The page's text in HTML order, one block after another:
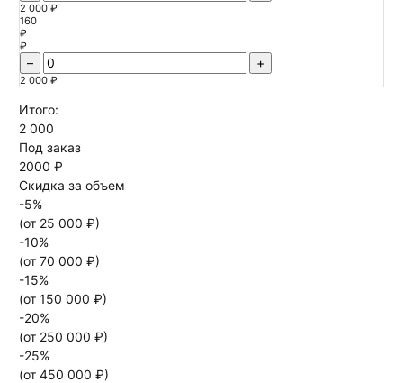
2 000 ₽
160
₽
₽
– +
2 000 ₽
Итого:
2 000
Под заказ
2000 ₽
Скидка за объем
-5%
(от 25 000 ₽)
-10%
(от 70 000 ₽)
-15%
(от 150 000 ₽)
-20%
(от 250 000 ₽)
-25%
(от 450 000 ₽)